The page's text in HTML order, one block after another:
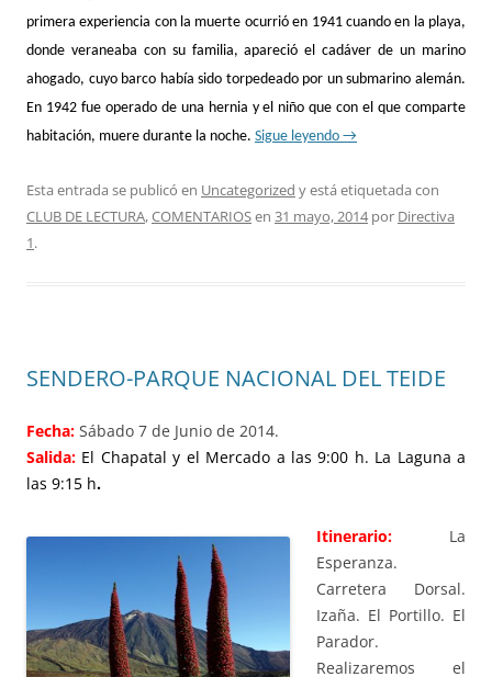
primera experiencia con la muerte ocurrió en 1941 cuando en la playa,
donde veraneaba con su familia, apareció el cadáver de un marino
ahogado, cuyo barco había sido torpedeado por un submarino alemán.
En 1942 fue operado de una hernia y el niño que con el que comparte
habitación, muere durante la noche. Sigue leyendo →
Esta entrada se publicó en Uncategorized y está etiquetada con
CLUB DE LECTURA,COMENTARIOSen 31 mayo, 2014por Directiva
1.
SENDERO-PARQUE NACIONAL DEL TEIDE
Fecha: Sábado 7 de Junio de 2014.
Salida: El Chapatal y el Mercado a las 9:00 h. La Laguna a
las 9:15 h.
Itinerario: La
Esperanza.
Carretera Dorsal.
Izaña. El Portillo. El
Parador.
Realizaremos el